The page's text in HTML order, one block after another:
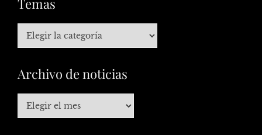
Archivo de noticias